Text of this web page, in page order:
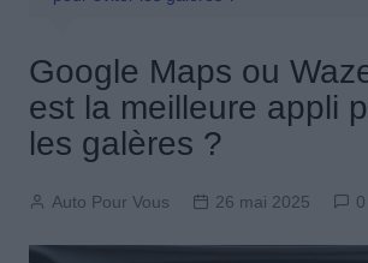
Google Maps ou
est la meilleure appli
les galères ?
Auto Pour Vous 26 mai 2025 0